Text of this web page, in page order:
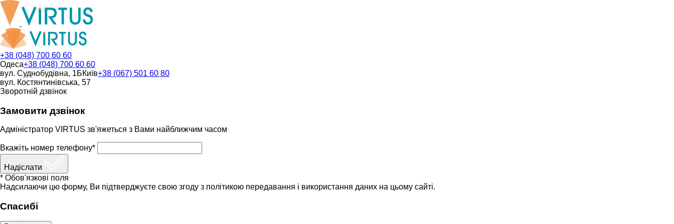
+38 (048) 700 60 60
Одеса+38 (048) 700 60 60
вул. Суднобудівна, 1БКиїв+38 (067) 501 60 80
вул. Костянтинівська, 57
Зворотній дзвінок
Замовити дзвінок
Адміністратор VIRTUS зв'яжеться з Вами найближчим часом
Вкажіть номер телефону*
Надіслати
* Обов'язкові поля
Надсилаючи цю форму, Ви підтверджуєте свою згоду з політикою передавання і використання даних на цьому сайті.
Спасибі